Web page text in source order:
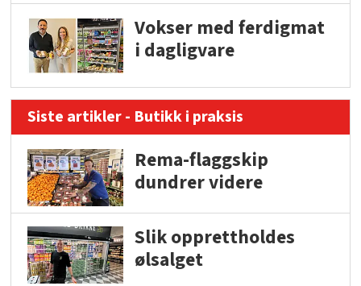
Vokser med ferdigmat
i dagligvare
Siste artikler - Butikk i praksis
Rema-flaggskip
dundrer videre
Slik opprettholdes
ølsalget